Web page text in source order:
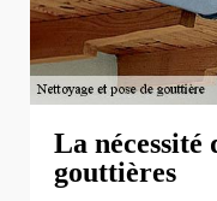
La nécessité
gouttières